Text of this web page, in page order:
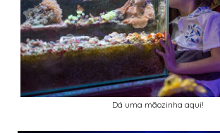
Dá uma mãozinha aqui!